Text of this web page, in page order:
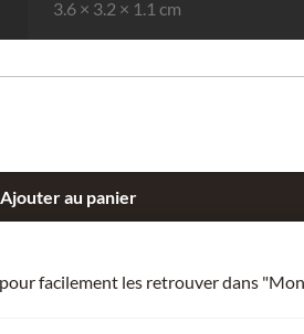
3.6 × 3.2 × 1.1 cm
Ajouter au panier
facilement les retrouver dans